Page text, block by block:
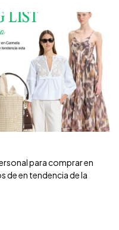
para comprar en
de en tendencia de la